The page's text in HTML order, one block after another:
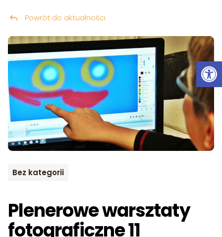
Przeskocz do treści
Bez kategorii
Plenerowe warsztaty
fotograficzne 11
Powrót do aktualności